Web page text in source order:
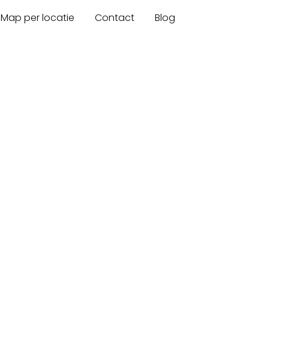
Map per locatie Contact Blog